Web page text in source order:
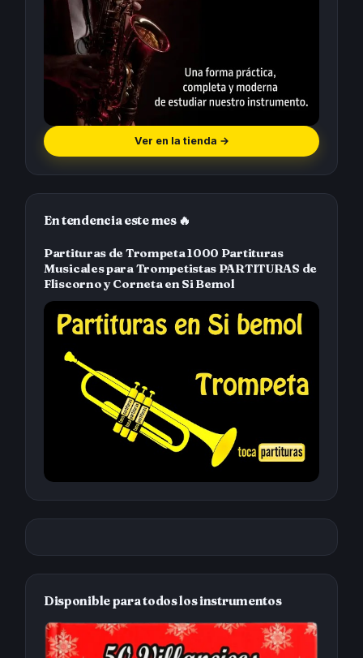
Ver en la tienda →
En tendencia este mes 🔥
Partituras de Trompeta 1000 Partituras
Musicales para Trompetistas PARTITURAS de
Fliscorno y Corneta en Si Bemol
Disponible para todos los instrumentos